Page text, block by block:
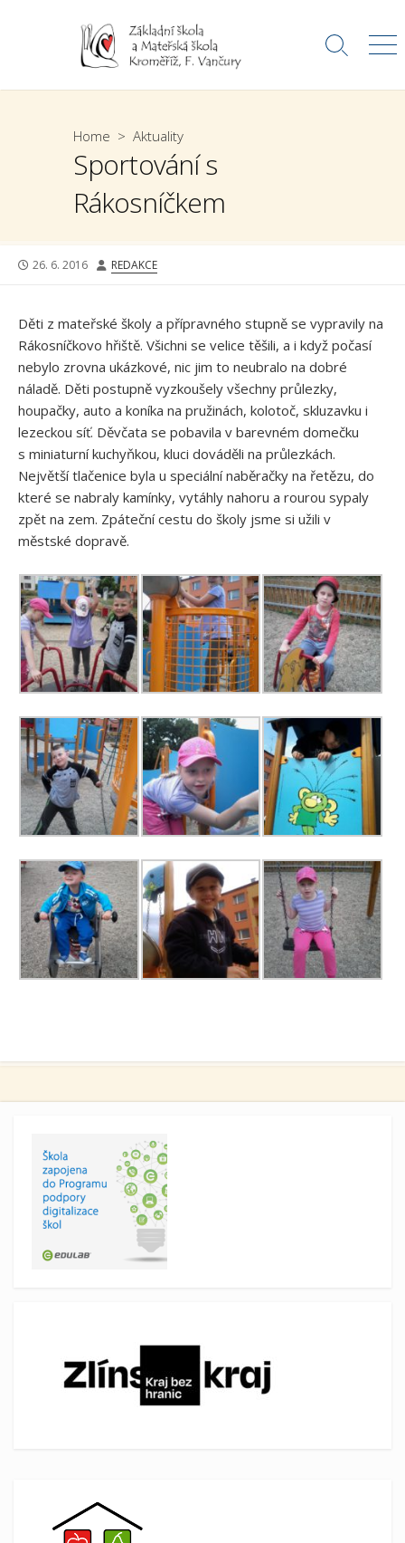
Search
Home > Aktuality
Sportování s
Rákosníčkem
PUBLISHED
26. 6. 2016 AUTHOR
REDAKCE
Děti z mateřské školy a přípravného stupně se vypravily na
Rákosníčkovo hřiště. Všichni se velice těšili, a i když počasí
nebylo zrovna ukázkové, nic jim to neubralo na dobré
náladě. Děti postupně vyzkoušely všechny průlezky,
houpačky, auto a koníka na pružinách, kolotoč, skluzavku i
lezeckou síť. Děvčata se pobavila v barevném domečku
s miniaturní kuchyňkou, kluci dováděli na průlezkách.
Největší tlačenice byla u speciální naběračky na řetězu, do
které se nabraly kamínky, vytáhly nahoru a rourou sypaly
zpět na zem. Zpáteční cestu do školy jsme si užili v
městské dopravě.